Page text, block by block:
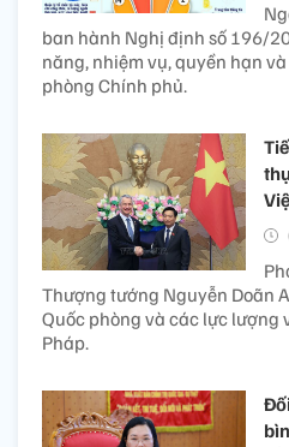
ban hành Nghị định số 196/
năng, nhiệm vụ, quyền hạn
phòng Chính phủ.
Thượng tướng Nguyễn Doãn
Quốc phòng và các lực lượng
Pháp.